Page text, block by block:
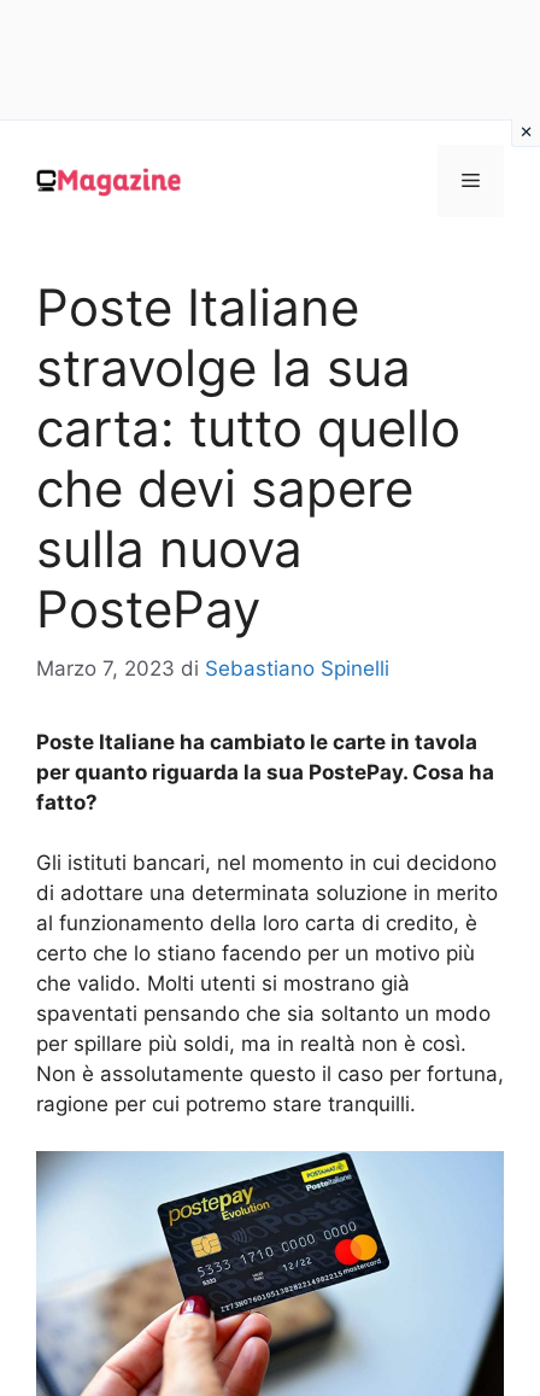
contenuto
MENU
Poste Italiane
stravolge la sua
carta: tutto quello
che devi sapere
sulla nuova
PostePay
Marzo 7, 2023 di Sebastiano Spinelli
Poste Italiane ha cambiato le carte in tavola
per quanto riguarda la sua PostePay. Cosa ha
fatto?
Gli istituti bancari, nel momento in cui decidono
di adottare una determinata soluzione in merito
al funzionamento della loro carta di credito, è
certo che lo stiano facendo per un motivo più
che valido. Molti utenti si mostrano già
spaventati pensando che sia soltanto un modo
per spillare più soldi, ma in realtà non è così.
Non è assolutamente questo il caso per fortuna,
ragione per cui potremo stare tranquilli.